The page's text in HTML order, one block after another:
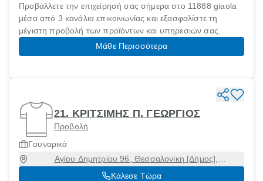
Προβάλλετε την επιχείρησή σας σήμερα στο 11888 giaola
μέσα από 3 κανάλια επικοινωνίας και εξασφαλίστε τη
μέγιστη προβολή των προϊόντων και υπηρεσιών σας.
Μάθε Περισσότερα
21. ΚΡΙΤΣΙΜΗΣ Π. ΓΕΩΡΓΙΟΣ
Προβολή
Γουναρικά
Αγίου Δημητρίου 96, Θεσσαλονίκη [Δήμος],
Θεσσαλονίκη, 54631
Κάλεσε Τώρα